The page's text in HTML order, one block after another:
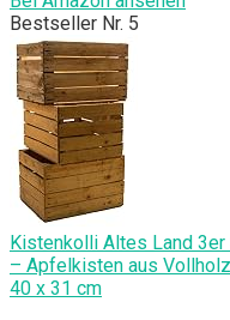
Bestseller Nr. 5
Kistenkolli Altes Land
– Apfelkisten aus
40 x 31 cm